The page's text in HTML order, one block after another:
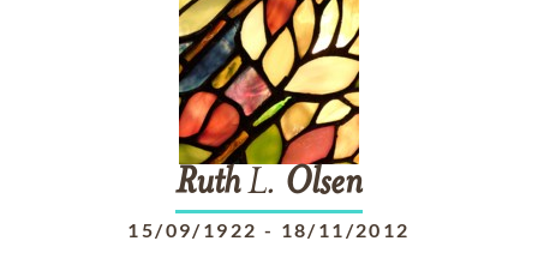
RuthL. Olsen
15/09/1922 - 18/11/2012